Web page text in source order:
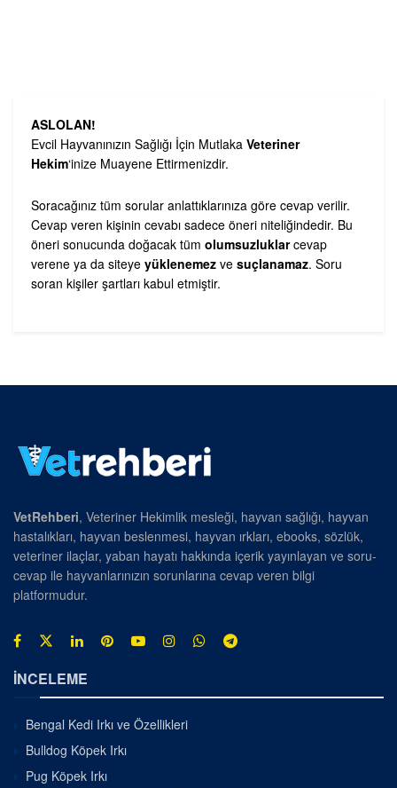
ASLOLAN!
Evcil Hayvanınızın Sağlığı İçin Mutlaka Veteriner
Hekim‘inize Muayene Ettirmenizdir.
Soracağınız tüm sorular anlattıklarınıza göre cevap verilir.
Cevap veren kişinin cevabı sadece öneri niteliğindedir. Bu
öneri sonucunda doğacak tüm olumsuzluklarcevap
verene ya da siteye yüklenemez ve suçlanamaz. Soru
soran kişiler şartları kabul etmiştir.
VetRehberi, Veteriner Hekimlik mesleği, hayvan sağlığı, hayvan
hastalıkları, hayvan beslenmesi, hayvan ırkları, ebooks, sözlük,
veteriner ilaçlar, yaban hayatı hakkında içerik yayınlayan ve soru-
cevap ile hayvanlarınızın sorunlarına cevap veren bilgi
platformudur.
İNCELEME
Bengal Kedi Irkı ve Özellikleri
Bulldog Köpek Irkı
Pug Köpek Irkı